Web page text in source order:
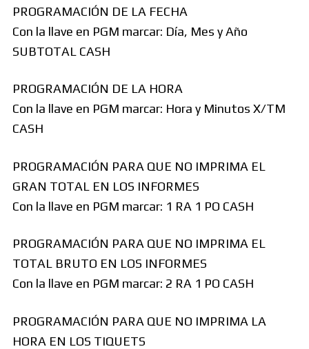
PROGRAMACIÓN DE LA FECHA
Con la llave en PGM marcar: Día, Mes y Año
SUBTOTAL CASH
PROGRAMACIÓN DE LA HORA
Con la llave en PGM marcar: Hora y Minutos X/TM
CASH
PROGRAMACIÓN PARA QUE NO IMPRIMA EL
GRAN TOTAL EN LOS INFORMES
Con la llave en PGM marcar: 1 RA 1 PO CASH
PROGRAMACIÓN PARA QUE NO IMPRIMA EL
TOTAL BRUTO EN LOS INFORMES
Con la llave en PGM marcar: 2 RA 1 PO CASH
PROGRAMACIÓN PARA QUE NO IMPRIMA LA
HORA EN LOS TIQUETS